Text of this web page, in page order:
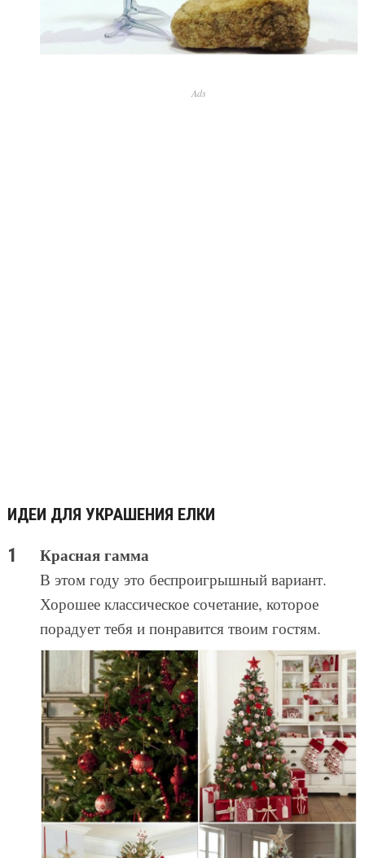
Ads
ИДЕИ ДЛЯ УКРАШЕНИЯ ЕЛКИ
Красная гамма
В этом году это беспроигрышный вариант.
Хорошее классическое сочетание, которое
порадует тебя и понравится твоим гостям.